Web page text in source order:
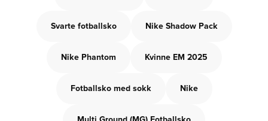
Svarte fotballsko Nike Shadow Pack
Nike Phantom Kvinne EM 2025
Fotballsko med sokk Nike